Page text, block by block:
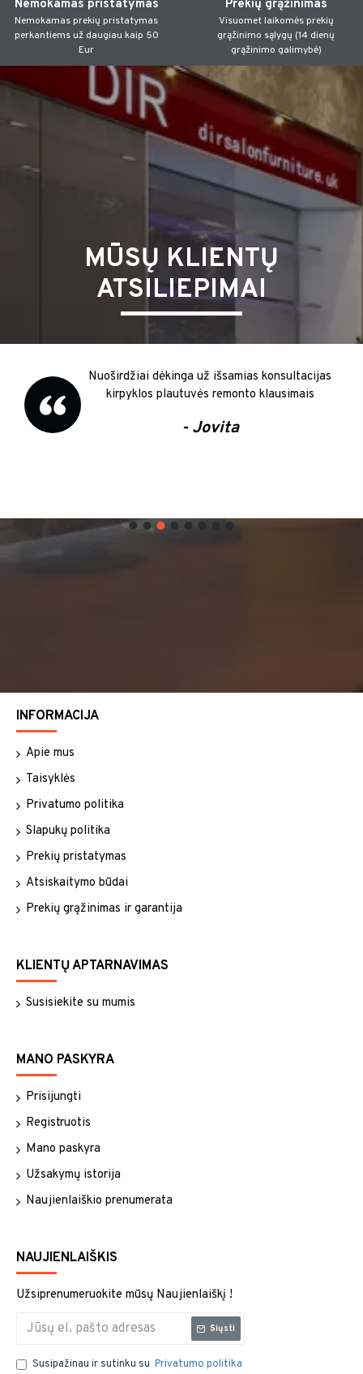
Nemokamas pristatymas
Nemokamas prekių pristatymas
perkantiems už daugiau kaip 50
Eur
Prekių grąžinimas
Visuomet laikomės prekių
grąžinimo sąlygų (14 dienų
grąžinimo galimybė)
MŪSŲ KLIENTŲ
ATSILIEPIMAI
Nuoširdžiai dėkinga už išsamias konsultacijas
kirpyklos plautuvės remonto klausimais
- Jovita
INFORMACIJA
Apie mus
Taisyklės
Privatumo politika
Slapukų politika
Prekių pristatymas
Atsiskaitymo būdai
Prekių grąžinimas ir garantija
KLIENTŲ APTARNAVIMAS
Susisiekite su mumis
MANO PASKYRA
Prisijungti
Registruotis
Mano paskyra
Užsakymų istorija
Naujienlaiškio prenumerata
NAUJIENLAIŠKIS
Užsiprenumeruokite mūsų Naujienlaiškį !
Siųsti
Susipažinau ir sutinku su Privatumo politika